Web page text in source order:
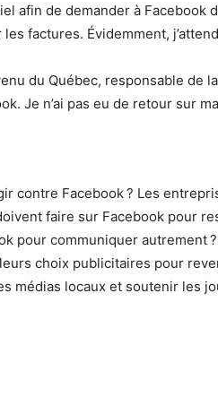
afin de demander à Facebook
factures. Évidemment,
du Québec, responsable de
Je n’ai pas eu de retour sur
contre Facebook ? Les
faire sur Facebook pour
pour communiquer autrement
choix publicitaires pour
médias locaux et soutenir les